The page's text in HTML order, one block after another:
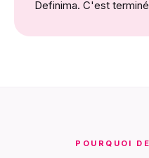
Definima. C'est
POURQUOI